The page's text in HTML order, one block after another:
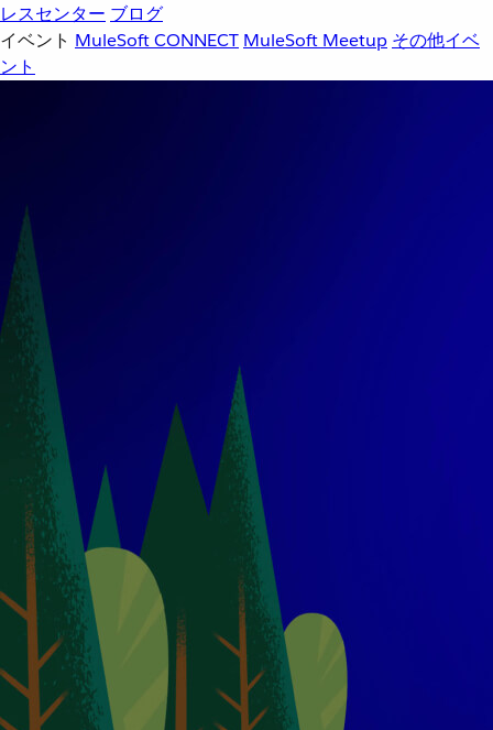
レスセンター ブログ
イベント MuleSoft CONNECT MuleSoft Meetup その他イベ
ント